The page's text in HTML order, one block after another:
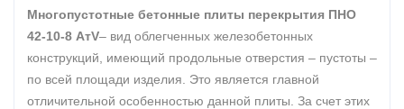
Многопустотные бетонные плиты перекрытия ПНО
42-10-8 АтV– вид облегченных железобетонных
конструкций, имеющий продольные отверстия – пустоты –
по всей площади изделия. Это является главной
отличительной особенностью данной плиты. За счет этих